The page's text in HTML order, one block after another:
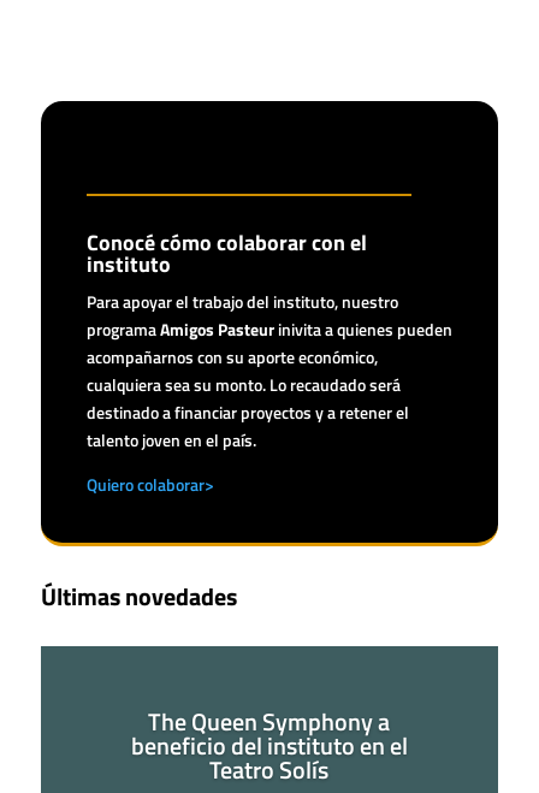
Conocé cómo colaborar con el
instituto
Para apoyar el trabajo del instituto, nuestro
programaAmigos Pasteur inivita a quienes pueden
acompañarnos con su aporte económico,
cualquiera sea su monto. Lo recaudado será
destinado a financiar proyectos y a retener el
talento joven en el país.
Quiero colaborar>
Últimas novedades
The Queen Symphony a
beneficio del instituto en el
Teatro Solís